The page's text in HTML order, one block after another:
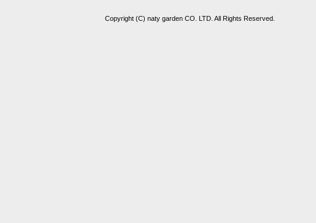
Copyright (C) naty garden CO. LTD. All Rights Reserved.